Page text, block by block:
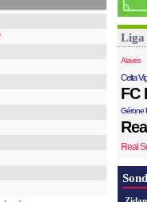
Liga
Alaves
Celta
FC
Gérone
Real